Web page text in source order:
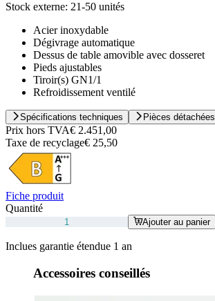
Stock externe: 21-50 unités
Acier inoxydable
Dégivrage automatique
Dessus de table amovible avec dosseret
Pieds ajustables
Tiroir(s) GN1/1
Refroidissement ventilé
Spécifications techniques Pièces détachées
Prix hors TVA€ 2.451,00
Taxe de recyclage€ 25,50
Fiche produit
Quantité
Ajouter au panier
Inclues garantie étendue 1 an
Accessoires conseillés